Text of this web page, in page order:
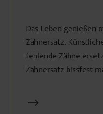
Das Leben genießen
Zahnersatz.
fehlende Zähne
Zahnersatz bissfest
$